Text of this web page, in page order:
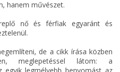
hanem művészet.
nő és férfiak egyaránt és
de a cikk írása közben
meglepetéssel látom: a
egyik legmélyebb benyomást az